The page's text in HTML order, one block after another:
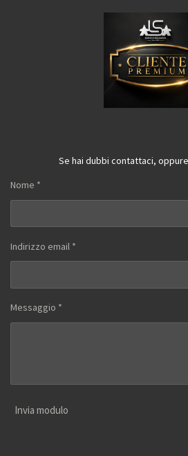
Se hai dubbi contattaci,
Nome *
Indirizzo email *
Messaggio *
Invia modulo